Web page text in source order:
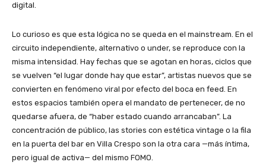
digital.
Lo curioso es que esta lógica no se queda en el mainstream. En el
circuito independiente, alternativo o under, se reproduce con la
misma intensidad. Hay fechas que se agotan en horas, ciclos que
se vuelven “el lugar donde hay que estar”, artistas nuevos que se
convierten en fenómeno viral por efecto del boca en feed. En
estos espacios también opera el mandato de pertenecer, de no
quedarse afuera, de “haber estado cuando arrancaban”. La
concentración de público, las stories con estética vintage o la fila
en la puerta del bar en Villa Crespo son la otra cara —más íntima,
pero igual de activa— del mismo FOMO.